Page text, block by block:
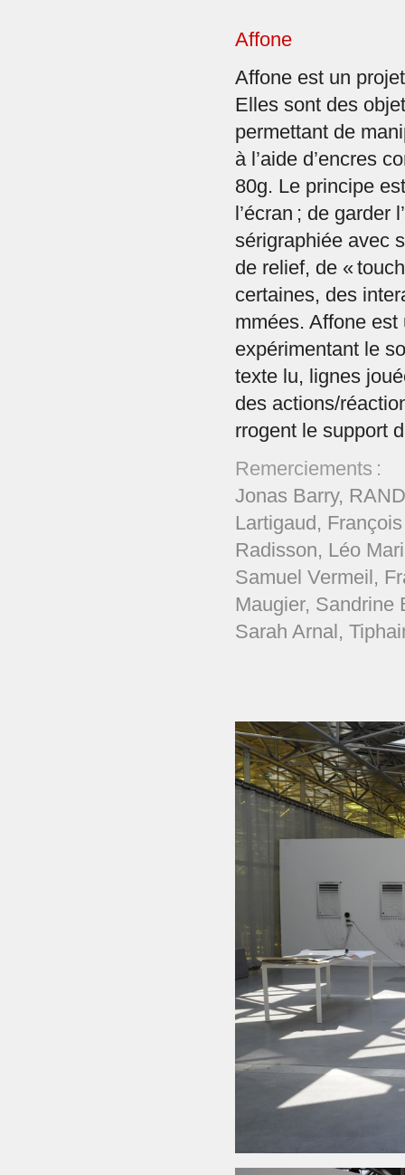
Affone
Affone est un
Elles sont des
permettant de
à l’aide d’encres
80g. Le principe
l’écran ; de garder
sérigraphiée avec
de relief, de «
certaines, des
mmées. Affone
expérimentant le
texte lu, lignes
des actions/
rrogent le support
Remerciements :
Jonas Barry,
Lartigaud,
Radisson, Léo
Samuel Vermeil,
Maugier, Sandrine
Sarah Arnal,